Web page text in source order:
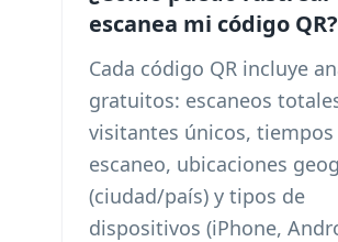
escanea mi código QR?
Cada código QR incluye
gratuitos: escaneos
visitantes únicos, tiempos
escaneo, ubicaciones
(ciudad/país) y tipos de
dispositivos (iPhone,